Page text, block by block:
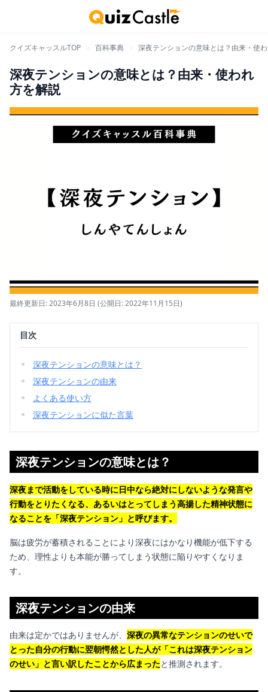
クイズキャッスルTOP 百科事典 深夜テンションの意味とは？由来・使
深夜テンションの意味とは？由来・使われ
方を解説
最終更新日: 2023年6月8日 (公開日: 2022年11月15日)
目次
深夜テンションの意味とは？
深夜テンションの由来
よくある使い方
深夜テンションに似た言葉
深夜テンションの意味とは？
深夜まで活動をしている時に日中なら絶対にしないような発言や
行動をとりたくなる、あるいはとってしまう高揚した精神状態に
なることを「深夜テンション」と呼びます。
脳は疲労が蓄積されることにより深夜にはかなり機能が低下する
ため、理性よりも本能が勝ってしまう状態に陥りやすくなりま
す。
深夜テンションの由来
由来は定かではありませんが、 深夜の異常なテンションのせいで
とった自分の行動に翌朝愕然とした人が「これは深夜テンション
のせい」と言い訳したことから広まったと推測されます。